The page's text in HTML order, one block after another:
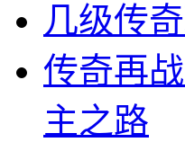
几级传
传奇再
主之路